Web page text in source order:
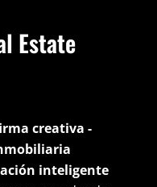
Estate
creativa -
inteligente